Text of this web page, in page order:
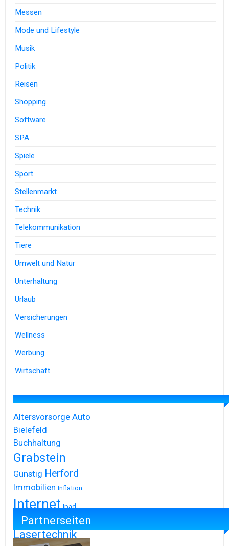
Messen
Mode und Lifestyle
Musik
Politik
Reisen
Shopping
Software
SPA
Spiele
Sport
Stellenmarkt
Technik
Telekommunikation
Tiere
Umwelt und Natur
Unterhaltung
Urlaub
Versicherungen
Wellness
Werbung
Wirtschaft
Altersvorsorge Auto
Bielefeld
Buchhaltung
Grabstein
Günstig Herford
Immobilien Inflation
Internet Ipad
Iphone
Lasertechnik
Partnerseiten